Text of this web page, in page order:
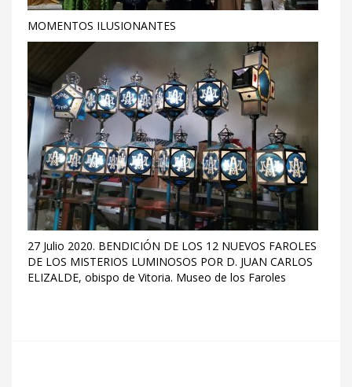
MOMENTOS ILUSIONANTES
27 Julio 2020. BENDICIÓN DE LOS 12 NUEVOS FAROLES
DE LOS MISTERIOS LUMINOSOS POR D. JUAN CARLOS
ELIZALDE, obispo de Vitoria. Museo de los Faroles